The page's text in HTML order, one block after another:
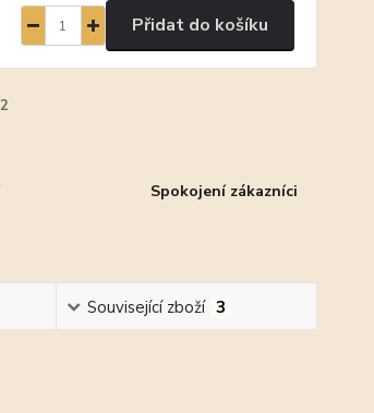
Přidat do košíku
Spokojení zákazníci
Související zboží 3